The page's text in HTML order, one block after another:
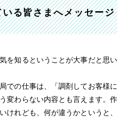
る皆さまへメッセージ
を知るということが大事だと思い
での仕事は、「調剤してお客様に
変わらない内容とも言えます。作
けれども、何が違うかというと、